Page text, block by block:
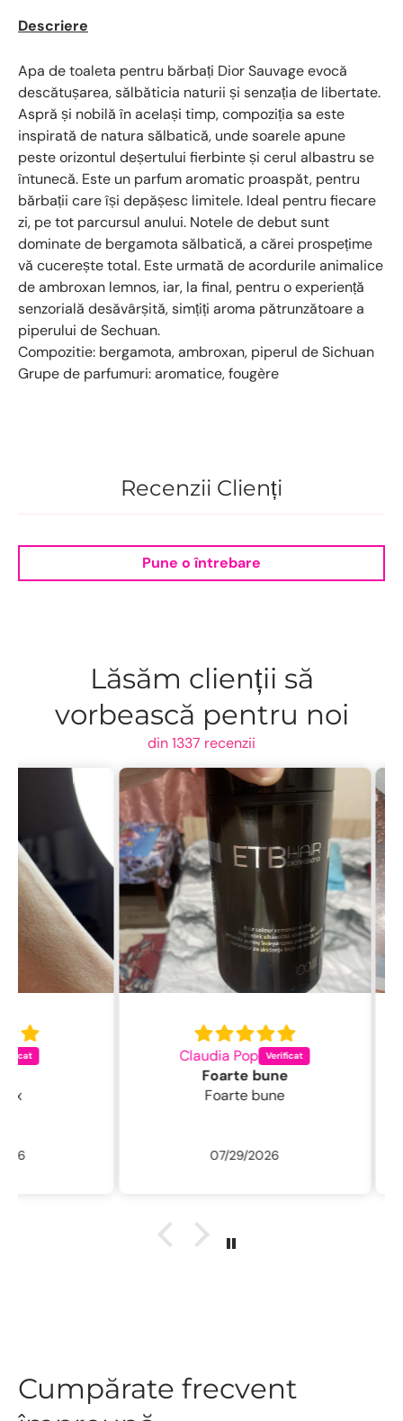
Descriere
Apa de toaleta pentru bărbați Dior Sauvage evocă
descătușarea, sălbăticia naturii și senzația de libertate.
Aspră și nobilă în același timp, compoziția sa este
inspirată de natura sălbatică, unde soarele apune
peste orizontul deșertului fierbinte și cerul albastru se
întunecă. Este un parfum aromatic proaspăt, pentru
bărbații care își depășesc limitele. Ideal pentru fiecare
zi, pe tot parcursul anului. Notele de debut sunt
dominate de bergamota sălbatică, a cărei prospețime
vă cucerește total. Este urmată de acordurile animalice
de ambroxan lemnos, iar, la final, pentru o experiență
senzorială desăvârșită, simțiți aroma pătrunzătoare a
piperului de Sechuan.
Compozitie: bergamota, ambroxan, piperul de Sichuan
Grupe de parfumuri: aromatice, fougère
Recenzii Clienți
Pune o întrebare
Lăsăm clienții să
vorbească pentru noi
din 1337 recenzii
Claudia Pop
Foarte bune
Foarte bune
07/29/2026
Cumpărate frecvent